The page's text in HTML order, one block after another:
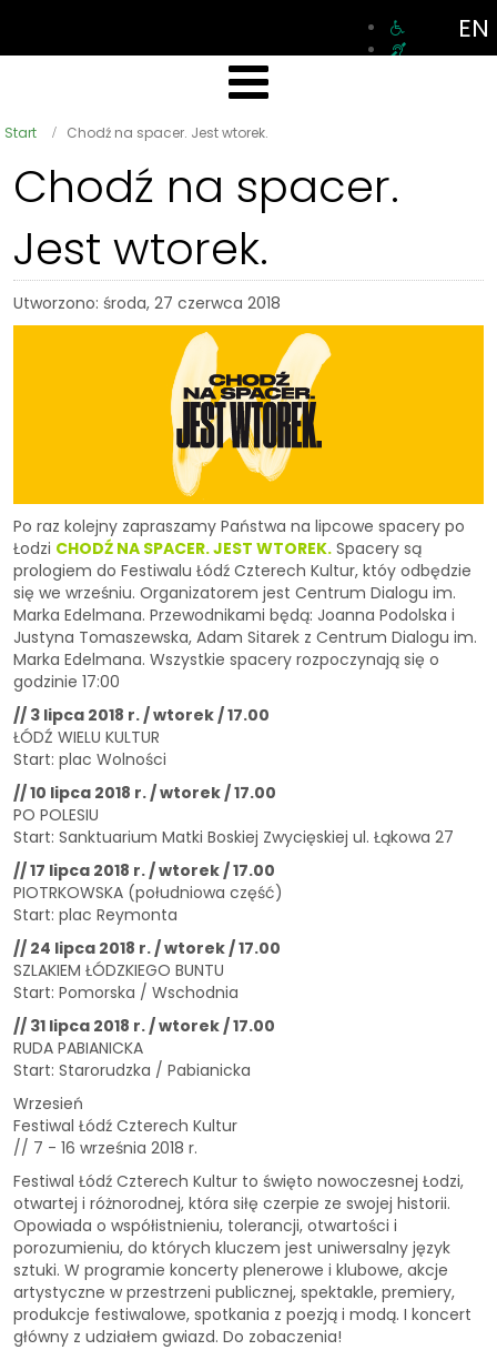
EN
Start Chodź na spacer. Jest wtorek.
Chodź na spacer.
Jest wtorek.
Utworzono: środa, 27 czerwca 2018
Po raz kolejny zapraszamy Państwa na lipcowe spacery po
Łodzi CHODŹ NA SPACER. JEST WTOREK. Spacery są
prologiem do Festiwalu Łódź Czterech Kultur, któy odbędzie
się we wrześniu. Organizatorem jest Centrum Dialogu im.
Marka Edelmana. Przewodnikami będą: Joanna Podolska i
Justyna Tomaszewska, Adam Sitarek z Centrum Dialogu im.
Marka Edelmana. Wszystkie spacery rozpoczynają się o
godzinie 17:00
// 3 lipca 2018 r. / wtorek / 17.00
ŁÓDŹ WIELU KULTUR
Start: plac Wolności
// 10 lipca 2018 r. / wtorek / 17.00
PO POLESIU
Start: Sanktuarium Matki Boskiej Zwycięskiej ul. Łąkowa 27
// 17 lipca 2018 r. / wtorek / 17.00
PIOTRKOWSKA (południowa część)
Start: plac Reymonta
// 24 lipca 2018 r. / wtorek / 17.00
SZLAKIEM ŁÓDZKIEGO BUNTU
Start: Pomorska / Wschodnia
// 31 lipca 2018 r. / wtorek / 17.00
RUDA PABIANICKA
Start: Starorudzka / Pabianicka
Wrzesień
Festiwal Łódź Czterech Kultur
// 7 - 16 września 2018 r.
Festiwal Łódź Czterech Kultur to święto nowoczesnej Łodzi,
otwartej i różnorodnej, która siłę czerpie ze swojej historii.
Opowiada o współistnieniu, tolerancji, otwartości i
porozumieniu, do których kluczem jest uniwersalny język
sztuki. W programie koncerty plenerowe i klubowe, akcje
artystyczne w przestrzeni publicznej, spektakle, premiery,
produkcje festiwalowe, spotkania z poezją i modą. I koncert
główny z udziałem gwiazd. Do zobaczenia!